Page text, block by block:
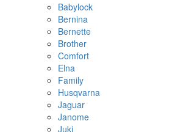
Babylock
Bernina
Bernette
Brother
Comfort
Elna
Family
Husqvarna
Jaguar
Janome
Juki